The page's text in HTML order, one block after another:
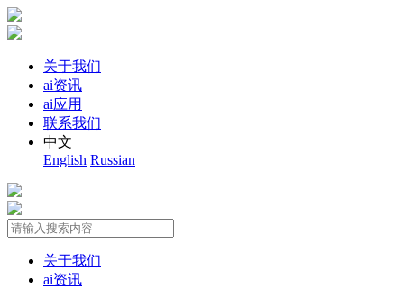
关于我们
ai资讯
ai应用
联系我们
中文
English Russian
关于我们
ai资讯